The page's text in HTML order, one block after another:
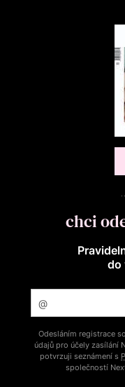
chci
do
Odesláním registrace
údajů pro účely zasílání
potvrzuji seznámení s
společností